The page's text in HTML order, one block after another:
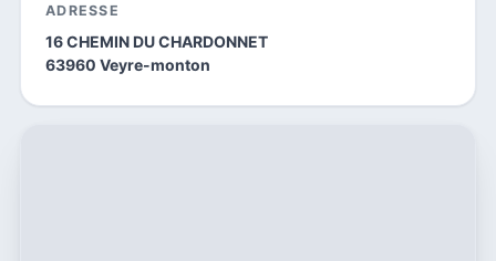
ADRESSE
16 CHEMIN DU CHARDONNET
63960 Veyre-monton